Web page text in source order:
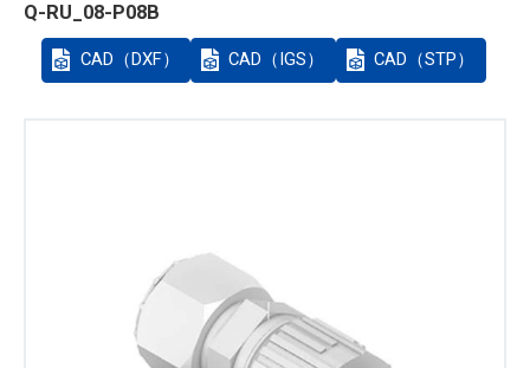
Q-RU_08-P08B
CAD（DXF） CAD（IGS） CAD（STP）